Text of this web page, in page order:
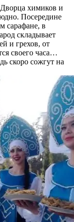
химиков и
Посередине
сарафане, в
складывает
и грехов, от
своего часа…
скоро сожгут на